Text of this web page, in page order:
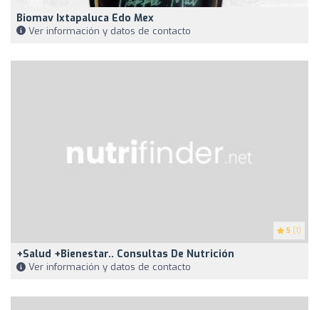
Biomav Ixtapaluca Edo Mex
Ver información y datos de contacto
5 (1)
+Salud +Bienestar.. Consultas De Nutrición
Ver información y datos de contacto